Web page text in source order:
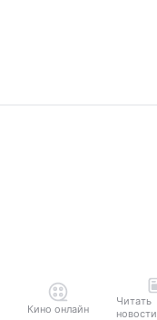
Кино онлайн
Читать
новости